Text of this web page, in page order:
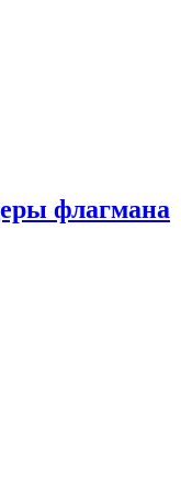
флагмана